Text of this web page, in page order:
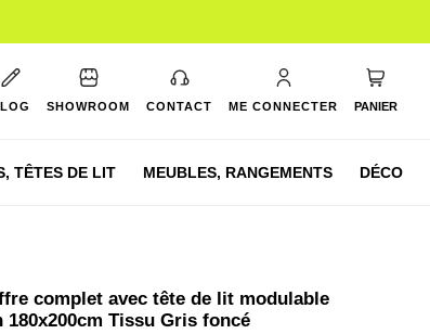
SHOWROOM CONTACT ME CONNECTER PANIER
TÊTES DE LIT MEUBLES, RANGEMENTS DÉCO
complet avec tête de lit modulable
180x200cm Tissu Gris foncé